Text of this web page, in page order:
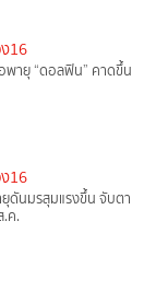
16
ายุ “ดอลฟิน” คาดขึ้น
16
ดันมรสุมแรงขึ้น จับตา
ค.